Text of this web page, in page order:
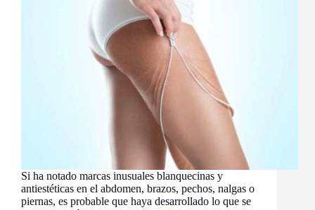
Si ha notado marcas inusuales blanquecinas y
antiestéticas en el abdomen, brazos, pechos, nalgas o
piernas, es probable que haya desarrollado lo que se